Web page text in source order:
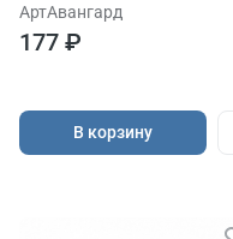
АртАвангард
177 ₽
В корзину